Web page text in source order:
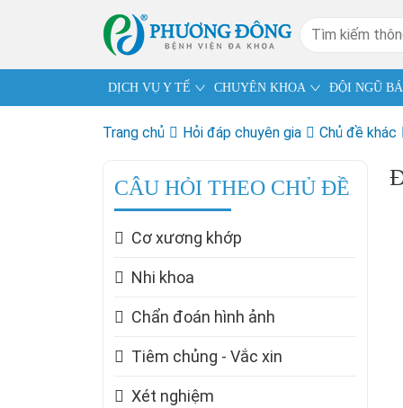
DỊCH VỤ Y TẾ CHUYÊN KHOA ĐỘI NGŨ
Trang chủ Hỏi đáp chuyên gia Chủ đề khác
CÂU HỎI THEO CHỦ ĐỀ
Cơ xương khớp
Nhi khoa
Chẩn đoán hình ảnh
Tiêm chủng - Vắc xin
Xét nghiệm